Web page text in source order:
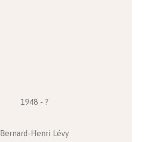
1948 - ?
Bernard-Henri Lévy